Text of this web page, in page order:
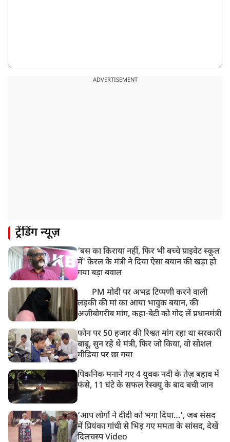
ADVERTISEMENT
ट्रेंडिंग न्यूज़
'बस का किराया नहीं, फिर भी बच्चे प्राइवेट स्कूल
में' केरल के मंत्री ने दिया ऐसा बयान की खड़ा हो
गया बड़ा बवाल
PM मोदी पर अभद्र टिप्पणी करने वाली
लड़की की मां का आया भावुक बयान, की
अजीबोगरीब मांग, कहा-बेटी को गोद लें प्रधानमंत्री
फोन पर 50 हजार की रिश्वत मांग रहा था सरकारी
बाबू, सुन रहे थे मंत्री, फिर जो किया, वो सोशल
मीडिया पर छा गया
पिकनिक मनाने गए 4 युवक नदी के तेज़ बहाव में
फंसे, 11 घंटे के सफल रेस्क्यू के बाद बची जान
‘आप लोगों ने दीदी को भगा दिया…’, जब संसद
में प्रियंका गांधी से भिड़ गए ममता के सांसद, देखें
दिलचस्प Video